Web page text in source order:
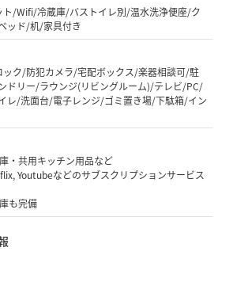
ト/Wifi/冷蔵庫/バストイレ別/温水洗浄便座/ク
ッド/机/家具付き
ック/防犯カメラ/宅配ボックス/楽器相談可/駐
ドリー/ラウンジ(リビングルーム)/テレビ/PC/
レ/洗面台/電子レンジ/ゴミ置き場/下駄箱/イン
・共用キッチン用品など
Youtubeなどのサブスクリプションサービス
も完備